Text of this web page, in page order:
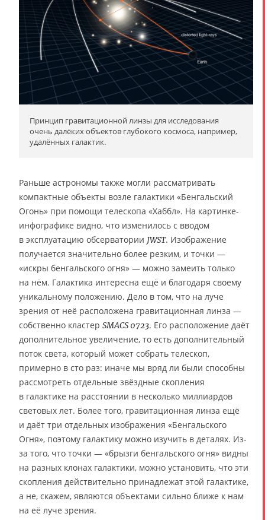
Принцип гравитационной линзы для исследования
очень далёких объектов глубокого космоса, например,
удалённых галактик.
Раньше астрономы также могли рассматривать
компактные объекты возле галактики «Бенгальский
Огонь» при помощи телескопа «Хаббл». На картинке-
инфографике видно, что изменилось с вводом
в эксплуатацию обсерватории JWST. Изображение
получается значительно более резким, и точки —
«искры бенгальского огня» — можно замеить только
на нём. Галактика интересна ещё и благодаря своему
уникальному положению. Дело в том, что на луче
зрения от неё расположена гравитационная линза —
собственно кластер SMACS 0723. Его расположение даёт
дополнительное увеличение, то есть дополнительный
поток света, который может собрать телескоп,
примерно в сто раз: иначе мы вряд ли были способны
рассмотреть отдельные звёздные скопления
в галактике на расстоянии в несколько миллиардов
световых лет. Более того, гравитационная линза ещё
и даёт три отдельных изображения «Бенгальского
Огня», поэтому галактику можно изучить в деталях. Из-
за того, что точки — «брызги бенгальского огня» видны
на разных клонах галактики, можно установить, что эти
скопления действительно принадлежат этой галактике,
а не, скажем, являются объектами сильно ближе к нам
на её луче зрения.